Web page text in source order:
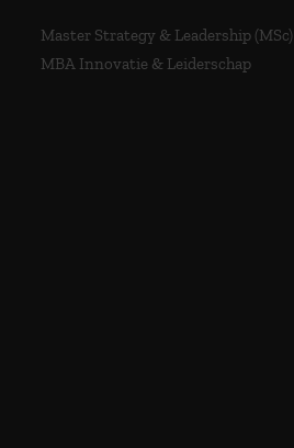
Master Strategy & Leadership (MSc)
MBA Innovatie & Leiderschap